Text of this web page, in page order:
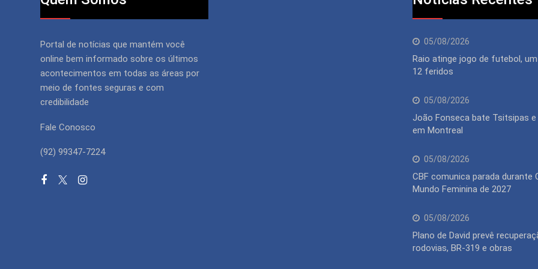
Portal de notícias que mantém você
online bem informado sobre os últimos
acontecimentos em todas as áreas por
meio de fontes seguras e com
credibilidade
Fale Conosco
(92) 99347-7224
05/08/2026
Raio atinge jogo de futebol,
12 feridos
05/08/2026
João Fonseca bate Tsitsipas e
em Montreal
05/08/2026
CBF comunica parada durante
Mundo Feminina de 2027
05/08/2026
Plano de David prevê
rodovias, BR-319 e obras